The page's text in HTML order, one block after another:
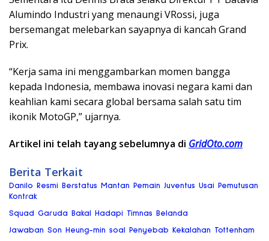
Alumindo Industri yang menaungi VRossi, juga
bersemangat melebarkan sayapnya di kancah Grand
Prix.
“Kerja sama ini menggambarkan momen bangga
kepada Indonesia, membawa inovasi negara kami dan
keahlian kami secara global bersama salah satu tim
ikonik MotoGP,” ujarnya.
Artikel ini telah tayang sebelumnya di GridOto.com
Berita Terkait
Danilo Resmi Berstatus Mantan Pemain Juventus Usai Pemutusan
Kontrak
Squad Garuda Bakal Hadapi Timnas Belanda
Jawaban Son Heung-min soal Penyebab Kekalahan Tottenham